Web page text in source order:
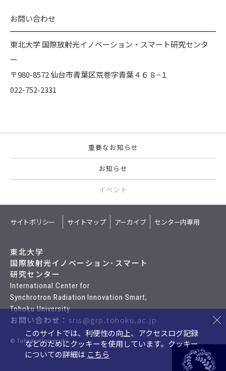
お問い合わせ
東北大学 国際放射光イノベーション・スマート研究センタ
ー
〒980-8572 仙台市青葉区荒巻字青葉４６８−１
022-752-2331
重要なお知らせ
お知らせ
イベント
サイトポリシー サイトマップ アーカイブ センター内専用
東北大学
国際放射光イノベーション･スマート
研究センター
International Center for
Synchrotron Radiation Innovation Smart,
Tohoku University
お問い合わせ： sris@grp.tohoku.ac.jp
© Tohoku University
このサイトでは、利便性の向上、アクセスログ記録
などのためにクッキーを使用しています。 クッキー
についての詳細は こちら